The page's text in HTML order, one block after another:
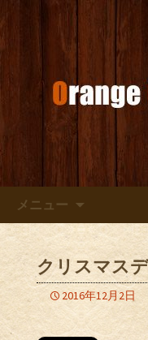
オレンジ
お店からのお
メニュー
クリスマス
2016年12月2日